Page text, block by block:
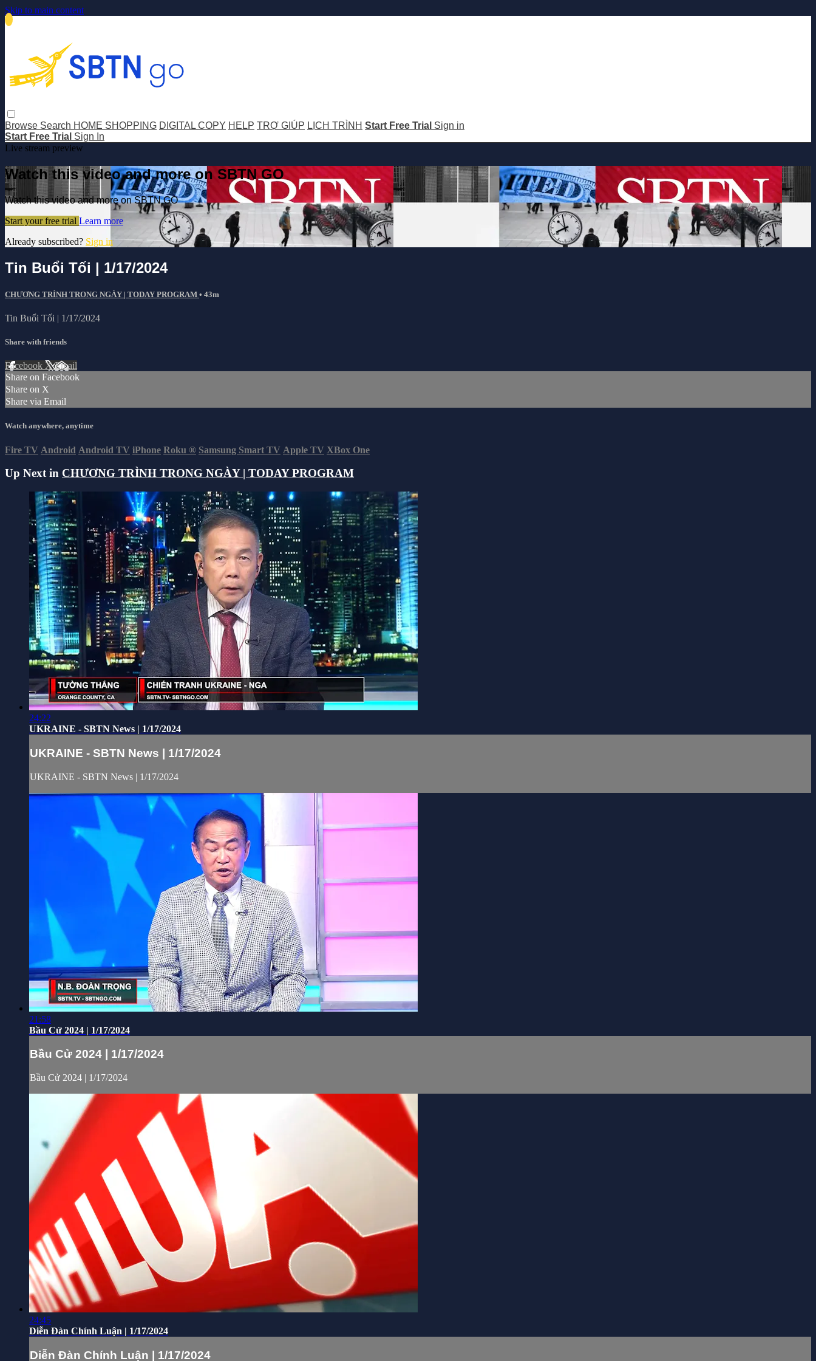
Skip to main content
Browse Search HOME SHOPPING DIGITAL COPY HELP TRỢ GIÚP LỊCH TRÌNH Start Free Trial Sign in
Start Free Trial Sign In
Live stream preview
Watch this video and more on SBTN GO
Watch this video and more on SBTN GO
Start your free trial Learn more
Already subscribed? Sign in
Tin Buổi Tối | 1/17/2024
CHƯƠNG TRÌNH TRONG NGÀY | TODAY PROGRAM • 43m
Tin Buổi Tối | 1/17/2024
Share with friends
Facebook XEmail
Share on Facebook
Share on X
Share via Email
Watch anywhere, anytime
Fire TV Android Android TV iPhone Roku ® Samsung Smart TV Apple TV XBox One
Up Next in CHƯƠNG TRÌNH TRONG NGÀY | TODAY PROGRAM
24:22
UKRAINE - SBTN News | 1/17/2024
UKRAINE - SBTN News | 1/17/2024
UKRAINE - SBTN News | 1/17/2024
21:58
Bầu Cử 2024 | 1/17/2024
Bầu Cử 2024 | 1/17/2024
Bầu Cử 2024 | 1/17/2024
24:45
Diễn Đàn Chính Luận | 1/17/2024
Diễn Đàn Chính Luận | 1/17/2024